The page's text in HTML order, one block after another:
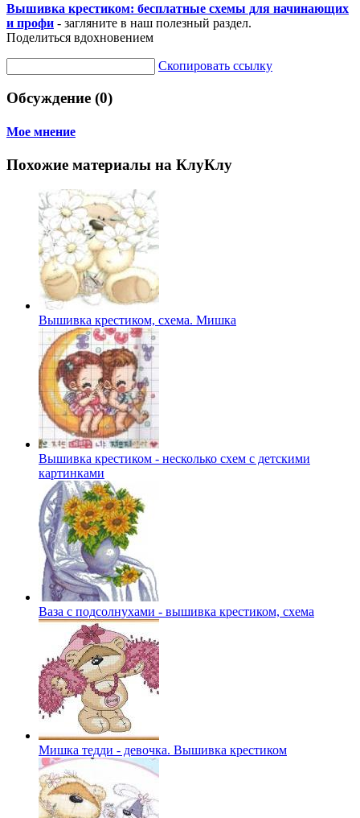
Вышивка крестиком: бесплатные схемы для начинающих
и профи - загляните в наш полезный раздел.
Поделиться вдохновением
Скопировать ссылку
Обсуждение (0)
Мое мнение
Похожие материалы на КлуКлу
Вышивка крестиком, схема. Мишка
Вышивка крестиком - несколько схем с детскими
картинками
Ваза с подсолнухами - вышивка крестиком, схема
Мишка тедди - девочка. Вышивка крестиком